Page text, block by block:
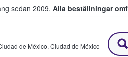
sedan 2009. Alla beställningar
de México, Ciudad de México